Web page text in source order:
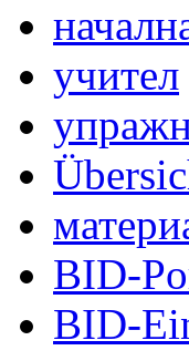
учител
BID-
BID-